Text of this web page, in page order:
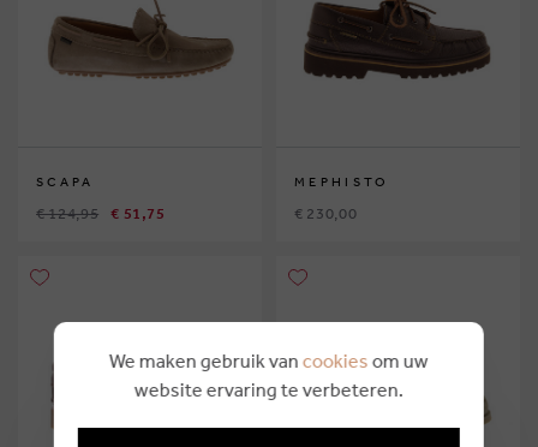
SCAPA
€ 124,95 € 51,75
MEPHISTO
€ 230,00
We maken gebruik van cookies om uw
website ervaring te verbeteren.